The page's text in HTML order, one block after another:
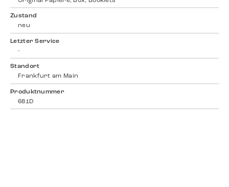
Zustand
neu
Letzter Service
-
Standort
Frankfurt am Main
Produktnummer
681D